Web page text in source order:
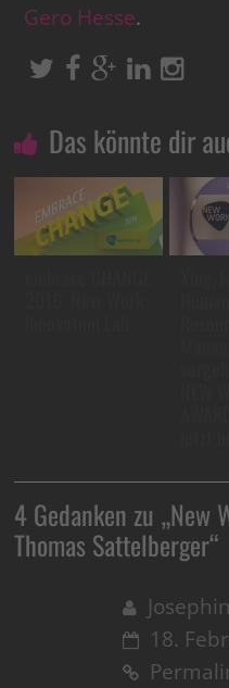
Gero Hesse.
Das könnte dir
4 Gedanken zu „New
Thomas Sattelberger“
18.